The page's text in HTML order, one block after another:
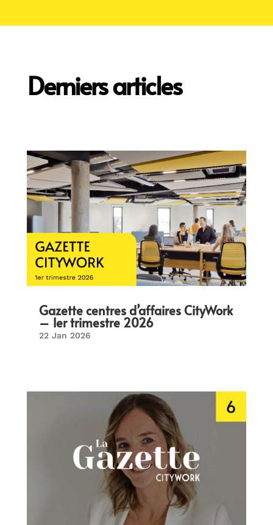
Derniers articles
Gazette centres d’affaires CityWork
– 1er trimestre 2026
22 Jan 2026